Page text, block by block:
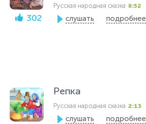
302
Русская народная сказка 8:52
слушать подробнее
Репка
Русская народная сказка 2:13
слушать подробнее